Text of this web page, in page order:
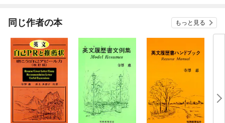
同じ作者の本 もっと見る